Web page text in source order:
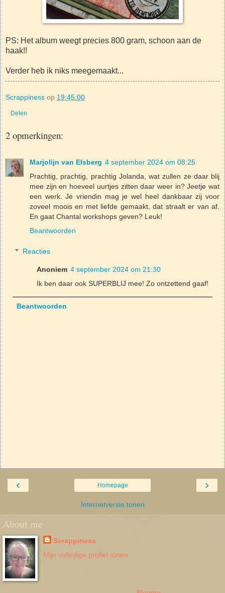
PS: Het album weegt precies 800 gram, schoon aan de
haak!!
Verder heb ik niks meegemaakt...
Scrappiness op 19:45:00
Delen
2 opmerkingen:
Marjolijn van Elsberg 4 september 2024 om 08:25
Prachtig, prachtig, prachtig Jolanda, wat zullen ze daar blij
mee zijn en hoeveel uurtjes zitten daar weer in? Jeetje wat
een werk. Je vriendin mag je wel heel dankbaar zij voor
zoveel moois en met liefde gemaakt, dat straalt er van af.
En gaat Chantal workshops geven? Leuk!
Beantwoorden
Reacties
Anoniem 4 september 2024 om 21:30
Ik ben daar ook SUPERBLIJ mee! Zo ontzettend gaaf!
Beantwoorden
‹ ›
Homepage
Internetversie tonen
About me
Scrappiness
Mijn volledige profiel tonen